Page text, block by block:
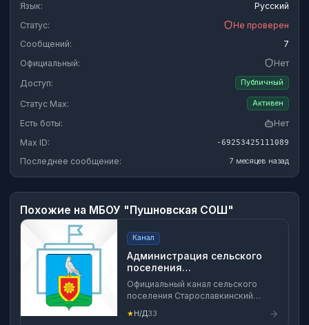
Язык:
Русский
Статус:
Не проверен
Сообщений:
7
Официальный:
Нет
Доступ:
Публичный
Статус Max: Активен
Есть боты:
Нет
Max ID:
-69253425111089
Последнее сообщение: 7 месяцев назад
Похожие на МБОУ "Пушновская СОШ"
Канал
Администрация сельского
поселения
Старославкинский сельсовет
муниципального района
Малосердобинский район
Пензенской области
Официальный канал сельского
поселения Старославкинский
сельсовет муниципального района
Малосердобинский район
★Н/Д33